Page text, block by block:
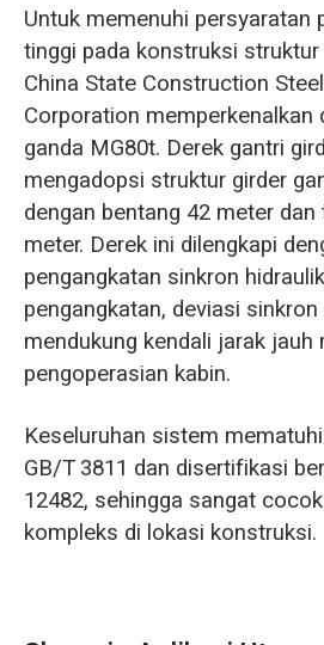
Untuk memenuhi persyaratan
tinggi pada konstruksi
China State Construction
Corporation memperkenalkan
ganda MG80t. Derek gantri
mengadopsi struktur girder
dengan bentang 42 meter
meter. Derek ini dilengkapi
pengangkatan sinkron
pengangkatan, deviasi
mendukung kendali jarak jauh
pengoperasian kabin.
Keseluruhan sistem
GB/T 3811 dan disertifikasi
12482, sehingga sangat
kompleks di lokasi konstruksi.